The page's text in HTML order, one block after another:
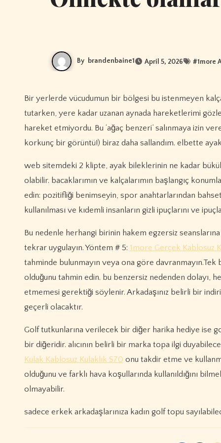
By brandenbaine1 April 5, 2026 #1more
Bir yerlerde vücudumun bir bölgesi bu istenmeyen kalça hareketine izin verecek şekilde çöküyordu. Cevap, kalça kaslarımı sıkı
tutarken, yere kadar uzanan aynada hareketlerimi
hareket etmiyordu. Bu ‘ağaç benzeri’ salınmaya izin
korkunç bir görüntü!) biraz daha sallandım. elbette
web sitemdeki 2 klipte, ayak bileklerinin ne kadar
olabilir. bacaklarımın ve kalçalarımın başlangıç
edin: pozitifliği benimseyin, spor anahtarlarından
kullanılması ve kıdemli insanların gizli ipuçlarını ve
Bu nedenle herhangi birinin hakem egzersiz
tekrar uygulayın. Yöntem # 5: 1more Gerçek Kablosuz
tahminde bulunmayın veya ona göre davranmayın.Tek
olduğunu tahmin edin. bu benzersiz nedenden dolayı,
etmemesi gerektiği söylenir. Arkadaşınız belirli bir
geçerli olacaktır.
Golf tutkunlarına verilecek bir diğer harika hediye ise
bir diğeridir. alıcının belirli bir marka topa ilgi
Kulak Kablosuz Kulaklık S70 onu takdir etme ve
olduğunu ve farklı hava koşullarında kullanıldığını
olmayabilir.
sadece erkek arkadaşlarınıza kadın golf topu